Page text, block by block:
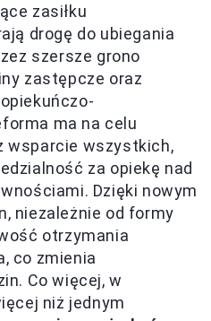
zasiłku
drogę do ubiegania
szersze grono
zastępcze oraz
ma na celu
wsparcie wszystkich,
za opiekę nad
Dzięki nowym
niezależnie od formy
otrzymania
co zmienia
Co więcej, w
niż jednym